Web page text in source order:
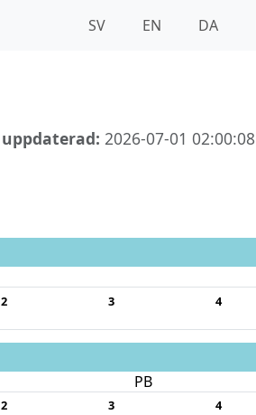
SV EN DA
2026-07-01 02:00:08
2 3 4
PB
2 3 4